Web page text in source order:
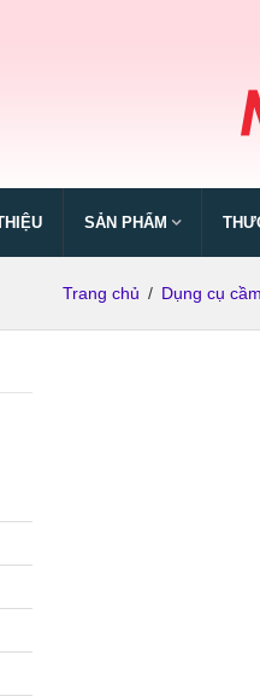
SẢN PHẨM
Trang chủ / Dụng cụ